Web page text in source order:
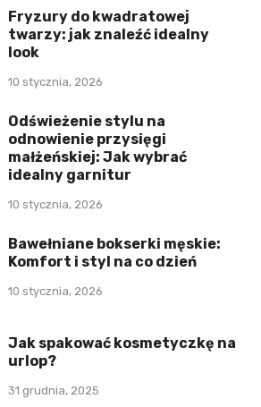
Fryzury do kwadratowej
twarzy: jak znaleźć idealny
look
10 stycznia, 2026
Odświeżenie stylu na
odnowienie przysięgi
małżeńskiej: Jak wybrać
idealny garnitur
10 stycznia, 2026
Bawełniane bokserki męskie:
Komfort i styl na co dzień
10 stycznia, 2026
Jak spakować kosmetyczkę na
urlop?
31 grudnia, 2025